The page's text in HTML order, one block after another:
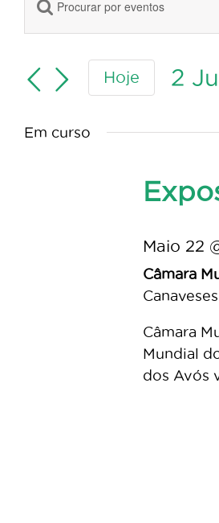
for
Junho,
2026
Navegação
de
e
de
chave.
Procure
Eventos
Hoje
2
a
Em curso
Maio 22
Câmara
Canaveses
Câmara
Mundial
dos Avós